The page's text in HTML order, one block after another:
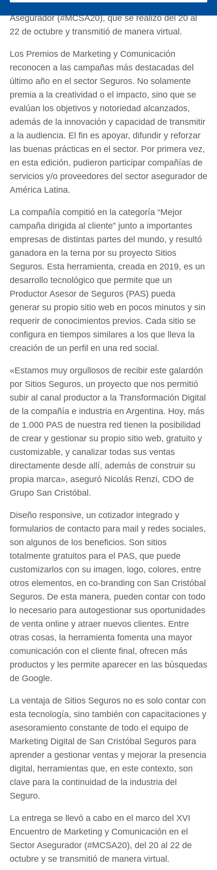
Marketing y Comunicación en el Sector
Asegurador (#MCSA20), que se realizó del 20 al
22 de octubre y transmitió de manera virtual.
Los Premios de Marketing y Comunicación
reconocen a las campañas más destacadas del
último año en el sector Seguros. No solamente
premia a la creatividad o el impacto, sino que se
evalúan los objetivos y notoriedad alcanzados,
además de la innovación y capacidad de transmitir
a la audiencia. El fin es apoyar, difundir y reforzar
las buenas prácticas en el sector. Por primera vez,
en esta edición, pudieron participar compañías de
servicios y/o proveedores del sector asegurador de
América Latina.
La compañía compitió en la categoría “Mejor
campaña dirigida al cliente” junto a importantes
empresas de distintas partes del mundo, y resultó
ganadora en la terna por su proyecto Sitios
Seguros. Esta herramienta, creada en 2019, es un
desarrollo tecnológico que permite que un
Productor Asesor de Seguros (PAS) pueda
generar su propio sitio web en pocos minutos y sin
requerir de conocimientos previos. Cada sitio se
configura en tiempos similares a los que lleva la
creación de un perfil en una red social.
«Estamos muy orgullosos de recibir este galardón
por Sitios Seguros, un proyecto que nos permitió
subir al canal productor a la Transformación Digital
de la compañía e industria en Argentina. Hoy, más
de 1.000 PAS de nuestra red tienen la posibilidad
de crear y gestionar su propio sitio web, gratuito y
customizable, y canalizar todas sus ventas
directamente desde allí, además de construir su
propia marca», aseguró Nicolás Renzi, CDO de
Grupo San Cristóbal.
Diseño responsive, un cotizador integrado y
formularios de contacto para mail y redes sociales,
son algunos de los beneficios. Son sitios
totalmente gratuitos para el PAS, que puede
customizarlos con su imagen, logo, colores, entre
otros elementos, en co-branding con San Cristóbal
Seguros. De esta manera, pueden contar con todo
lo necesario para autogestionar sus oportunidades
de venta online y atraer nuevos clientes. Entre
otras cosas, la herramienta fomenta una mayor
comunicación con el cliente final, ofrecen más
productos y les permite aparecer en las búsquedas
de Google.
La ventaja de Sitios Seguros no es solo contar con
esta tecnología, sino también con capacitaciones y
asesoramiento constante de todo el equipo de
Marketing Digital de San Cristóbal Seguros para
aprender a gestionar ventas y mejorar la presencia
digital, herramientas que, en este contexto, son
clave para la continuidad de la industria del
Seguro.
La entrega se llevó a cabo en el marco del XVI
Encuentro de Marketing y Comunicación en el
Sector Asegurador (#MCSA20), del 20 al 22 de
octubre y se transmitió de manera virtual.